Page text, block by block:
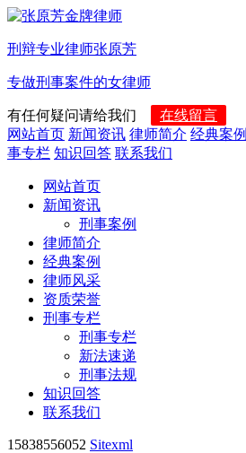
刑辩专业律师张原芳
专做刑事案件的女律师
有任何疑问请给我们
在线留言
网站首页 新闻资讯 律师简介 经典案例
事专栏 知识回答 联系我们
网站首页
新闻资讯
刑事案例
律师简介
经典案例
律师风采
资质荣誉
刑事专栏
刑事专栏
新法速递
刑事法规
知识回答
联系我们
15838556052 Sitexml